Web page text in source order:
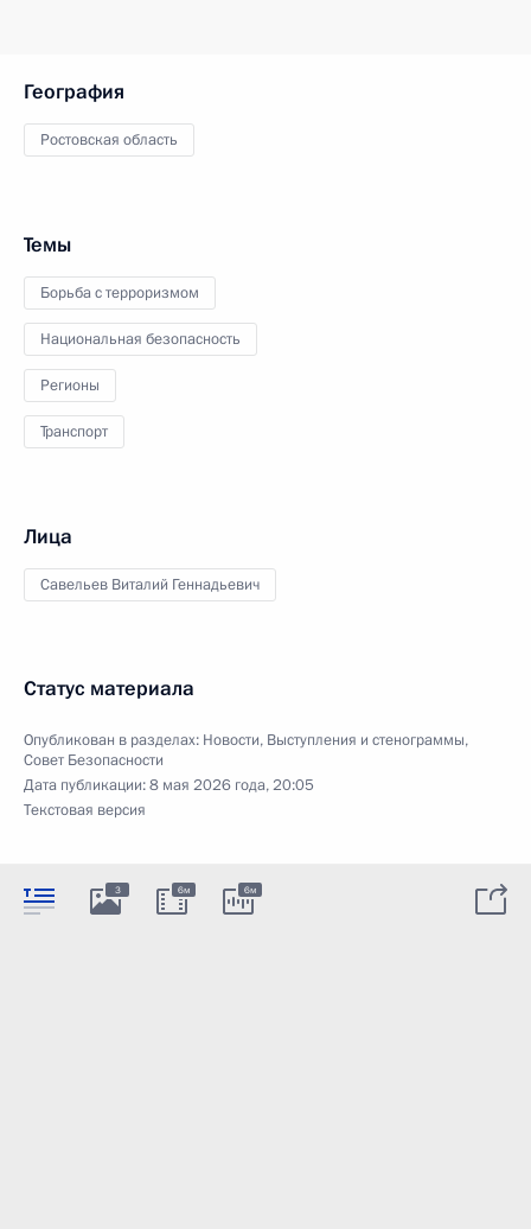
География
Ростовская область
Темы
Борьба с терроризмом
Национальная безопасность
Регионы
Транспорт
Лица
Савельев Виталий Геннадьевич
Статус материала
Опубликован в разделах: Новости, Выступления и стенограммы,
Совет Безопасности
Дата публикации:8 мая 2026 года, 20:05
Текстовая версия
3 6м 6м